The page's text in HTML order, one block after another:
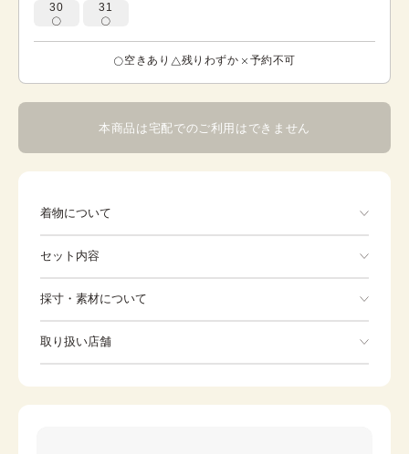
30 31
空きあり 残りわずか 予約不可
本商品は宅配でのご利用はできません
着物について
セット内容
※着付けに必要な一式をすべて含みます。
着物
バッグ 帯揚げ
採寸・素材について
身丈 45cm
取り扱い店舗